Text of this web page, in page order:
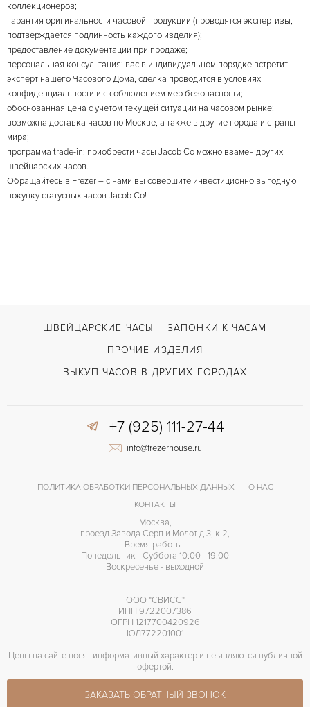
коллекционеров;
гарантия оригинальности часовой продукции (проводятся экспертизы,
подтверждается подлинность каждого изделия);
предоставление документации при продаже;
персональная консультация: вас в индивидуальном порядке встретит
эксперт нашего Часового Дома, сделка проводится в условиях
конфиденциальности и с соблюдением мер безопасности;
обоснованная цена с учетом текущей ситуации на часовом рынке;
возможна доставка часов по Москве, а также в другие города и страны
мира;
программа trade-in: приобрести часы Jacob Co можно взамен других
швейцарских часов.
Обращайтесь в Frezer – с нами вы совершите инвестиционно выгодную
покупку статусных часов Jacob Co!
ШВЕЙЦАРСКИЕ ЧАСЫ
ЗАПОНКИ К ЧАСАМ
ПРОЧИЕ ИЗДЕЛИЯ
ВЫКУП ЧАСОВ В ДРУГИХ ГОРОДАХ
+7 (925) 111-27-44
info@frezerhouse.ru
ПОЛИТИКА ОБРАБОТКИ ПЕРСОНАЛЬНЫХ ДАННЫХ
О НАС
КОНТАКТЫ
Москва,
проезд Завода Серп и Молот д 3, к 2,
Время работы:
Понедельник - Суббота 10:00 - 19:00
Воскресенье - выходной
ООО "СВИСС"
ИНН 9722007386
ОГРН 1217700420926
ЮЛ772201001
Цены на сайте носят информативный характер и не являются публичной
офертой.
ЗАКАЗАТЬ ОБРАТНЫЙ ЗВОНОК